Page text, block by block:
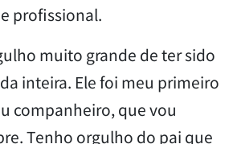
profissional.
muito grande de ter sido
inteira. Ele foi meu primeiro
companheiro, que vou
Tenho orgulho do pai que